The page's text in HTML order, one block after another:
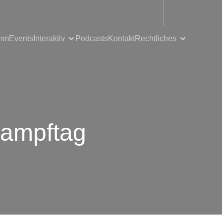
Events Interaktiv PodcastsKontaktRechtliches